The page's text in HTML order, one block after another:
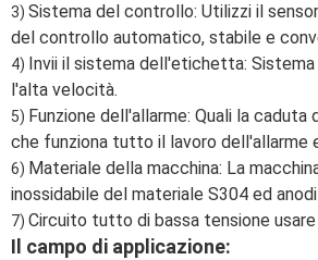
3) Sistema del controllo: Utilizzi il
del controllo automatico, stabile e
4) Invii il sistema dell'etichetta:
l'alta velocità.
5) Funzione dell'allarme: Quali la
che funziona tutto il lavoro dell'allarme
6) Materiale della macchina: La
inossidabile del materiale S304 ed
7) Circuito tutto di bassa tensione
Il campo di applicazione: